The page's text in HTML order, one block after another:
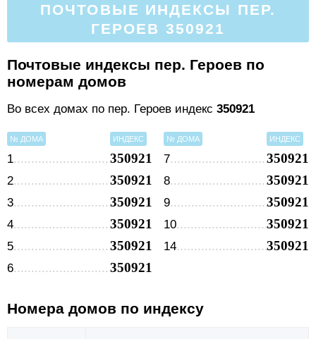
ПОЧТОВЫЕ ИНДЕКСЫ ПЕР.
ГЕРОЕВ 350921
Почтовые индексы пер. Героев по
номерам домов
Во всех домах по пер. Героев индекс 350921
№ ДОМА ИНДЕКС
1 350921
2 350921
3 350921
4 350921
5 350921
6 350921
№ ДОМА ИНДЕКС
7 350921
8 350921
9 350921
10 350921
14 350921
Номера домов по индексу